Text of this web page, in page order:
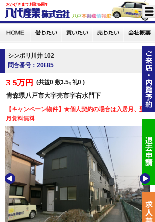
おかげさまで創業46周年
シンボリ川井 102
問合番号：20885
3.5万円 共益0 敷3.5万 礼0
青森県八戸市大字売市字右水門下
【キャンペーン物件】★個人契約の場合は入居月、翌
月賃料無料